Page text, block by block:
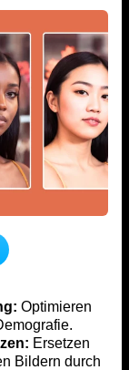
Optimieren
Ersetzen
Bildern durch